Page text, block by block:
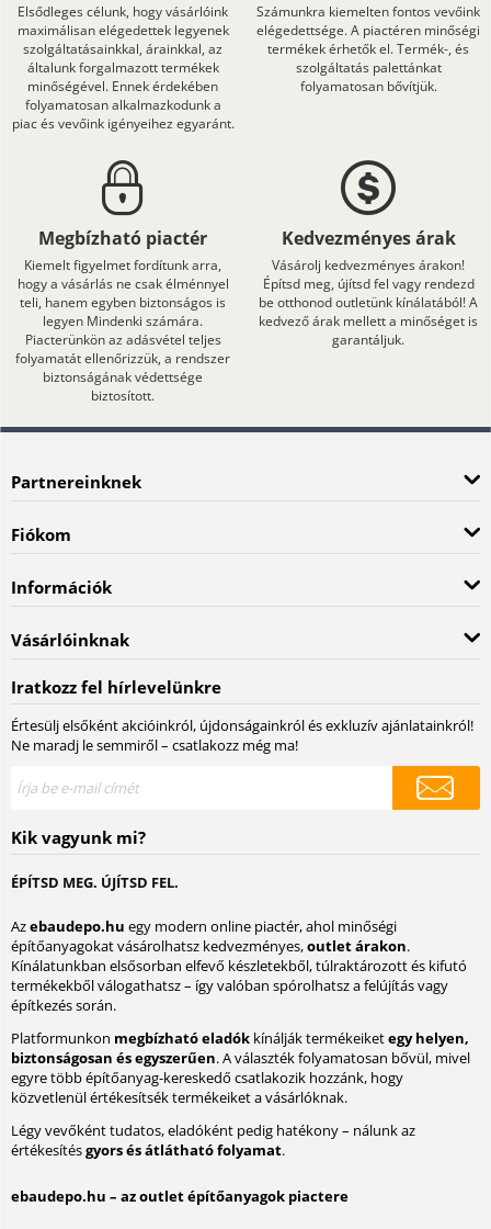
Elsődleges célunk, hogy vásárlóink
maximálisan elégedettek legyenek
szolgáltatásainkkal, árainkkal, az
általunk forgalmazott termékek
minőségével. Ennek érdekében
folyamatosan alkalmazkodunk a
piac és vevőink igényeihez egyaránt.
Számunkra kiemelten fontos vevőink
elégedettsége. A piactéren minőségi
termékek érhetők el. Termék-, és
szolgáltatás palettánkat
folyamatosan bővítjük.
Megbízható piactér
Kiemelt figyelmet fordítunk arra,
hogy a vásárlás ne csak élménnyel
teli, hanem egyben biztonságos is
legyen Mindenki számára.
Piacterünkön az adásvétel teljes
folyamatát ellenőrizzük, a rendszer
biztonságának védettsége
biztosított.
Kedvezményes árak
Vásárolj kedvezményes árakon!
Építsd meg, újítsd fel vagy rendezd
be otthonod outletünk kínálatából! A
kedvező árak mellett a minőséget is
garantáljuk.
Partnereinknek
Fiókom
Információk
Vásárlóinknak
Iratkozz fel hírlevelünkre
Értesülj elsőként akcióinkról, újdonságainkról és exkluzív ajánlatainkról!
Ne maradj le semmiről – csatlakozz még ma!
Kik vagyunk mi?
ÉPÍTSD MEG. ÚJÍTSD FEL.
Azebaudepo.hu egy modern online piactér, ahol minőségi
építőanyagokat vásárolhatsz kedvezményes,outlet árakon.
Kínálatunkban elsősorban elfevő készletekből, túlraktározott és kifutó
termékekből válogathatsz – így valóban spórolhatsz a felújítás vagy
építkezés során.
Platformunkon megbízható eladók kínálják termékeiketegy helyen,
biztonságosan és egyszerűen. A választék folyamatosan bővül, mivel
egyre több építőanyag-kereskedő csatlakozik hozzánk, hogy
közvetlenül értékesítsék termékeiket a vásárlóknak.
Légy vevőként tudatos, eladóként pedig hatékony – nálunk az
értékesítésgyors és átlátható folyamat.
ebaudepo.hu – az outlet építőanyagok piactere